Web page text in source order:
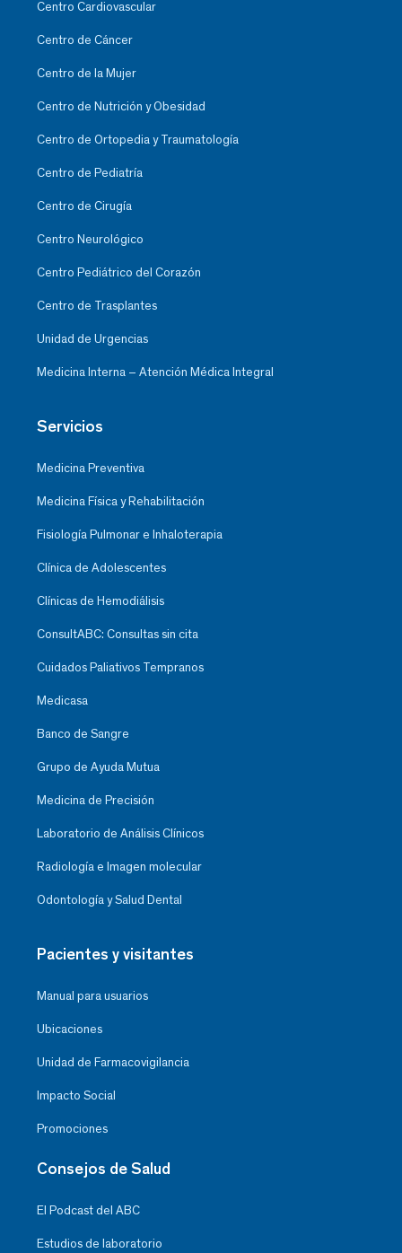
Centro Cardiovascular
Centro de Cáncer
Centro de la Mujer
Centro de Nutrición y Obesidad
Centro de Ortopedia y Traumatología
Centro de Pediatría
Centro de Cirugía
Centro Neurológico
Centro Pediátrico del Corazón
Centro de Trasplantes
Unidad de Urgencias
Medicina Interna – Atención Médica Integral
Servicios
Medicina Preventiva
Medicina Física y Rehabilitación
Fisiología Pulmonar e Inhaloterapia
Clínica de Adolescentes
Clínicas de Hemodiálisis
ConsultABC: Consultas sin cita
Cuidados Paliativos Tempranos
Medicasa
Banco de Sangre
Grupo de Ayuda Mutua
Medicina de Precisión
Laboratorio de Análisis Clínicos
Radiología e Imagen molecular
Odontología y Salud Dental
Pacientes y visitantes
Manual para usuarios
Ubicaciones
Unidad de Farmacovigilancia
Impacto Social
Promociones
Consejos de Salud
El Podcast del ABC
Estudios de laboratorio